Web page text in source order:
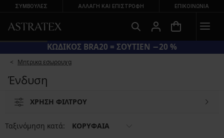
ΣΥΜΒΟΥΛΕΣ ΑΛΛΑΓΉ ΚΑΙ ΕΠΙΣΤΡΟΦΉ ΕΠΙΚΟΙΝΩΝΊΑ
ΚΩΔΙΚΟΣ BRA20 = ΣΟΥΤΙΕΝ −20 %
Μητρικα εσωρουχα
Ένδυση
ΧΡΗΣΗ ΦΙΛΤΡΟΥ
Ταξινόμηση κατά: ΚΟΡΥΦΑΙΑ